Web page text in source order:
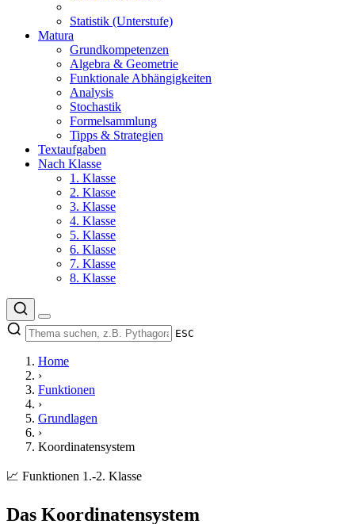
Statistik (Unterstufe)
Matura
Grundkompetenzen
Algebra & Geometrie
Funktionale Abhängigkeiten
Analysis
Stochastik
Formelsammlung
Tipps & Strategien
Textaufgaben
Nach Klasse
1. Klasse
2. Klasse
3. Klasse
4. Klasse
5. Klasse
6. Klasse
7. Klasse
8. Klasse
ESC
Home
›
Funktionen
›
Grundlagen
›
Koordinatensystem
📈 Funktionen 1.-2. Klasse
Das Koordinatensystem